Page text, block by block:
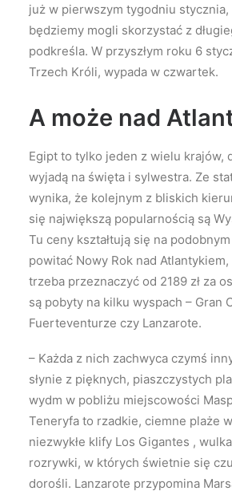
już w pierwszym tygodniu
będziemy mogli skorzystać z
podkreśla. W przyszłym roku 6
Trzech Króli, wypada w czwartek.
A może nad
Egipt to tylko jeden z wielu krajów,
wyjadą na święta i sylwestra. Ze
wynika, że kolejnym z bliskich
się największą popularnością są
Tu ceny kształtują się na
powitać Nowy Rok nad
trzeba przeznaczyć od 2189 zł za
są pobyty na kilku wyspach – Gran
Fuerteventurze czy Lanzarote.
– Każda z nich zachwyca czymś
słynie z pięknych, piaszczystych
wydm w pobliżu miejscowości
Teneryfa to rzadkie, ciemne plaże
niezwykłe klify Los Gigantes ,
rozrywki, w których świetnie się
dorośli. Lanzarote przypomina